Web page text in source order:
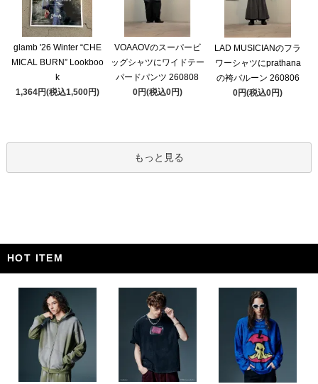
glamb '26 Winter “CHE
MICAL BURN” Lookboo
k
1,364円(税込1,500円)
VOAAOVのスーパービ
ッグシャツにワイドテー
パードパンツ 260808
0円(税込0円)
LAD MUSICIANのフラ
ワーシャツにprathana
の袴バルーン 260806
0円(税込0円)
もっと見る
HOT ITEM